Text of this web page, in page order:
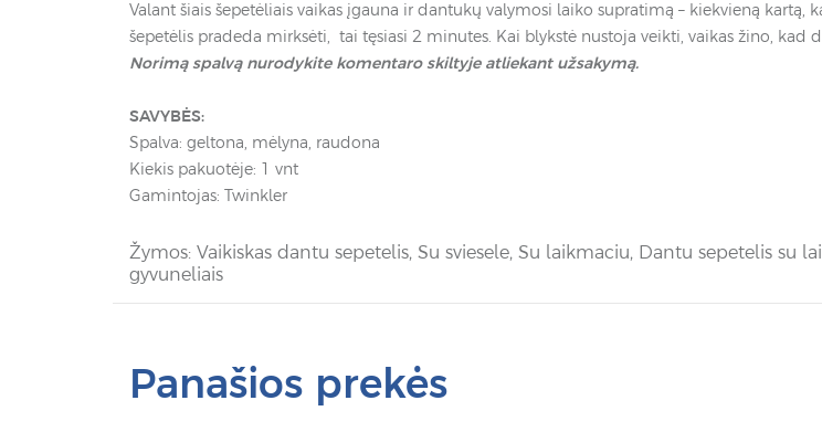
Valant šiais šepetėliais vaikas įgauna ir dantukų valymosi laiko supratimą – kiekvieną kartą,
šepetėlis pradeda mirksėti, tai tęsiasi 2 minutes. Kai blykstė nustoja veikti, vaikas žino, kad
Norimą spalvą nurodykite komentaro skiltyje atliekant užsakymą.
SAVYBĖS:
Spalva: geltona, mėlyna, raudona
Kiekis pakuotėje: 1 vnt
Gamintojas: Twinkler
Žymos: Vaikiskas dantu sepetelis, Su sviesele, Su laikmaciu, Dantu sepetelis su
gyvuneliais
Panašios prekės